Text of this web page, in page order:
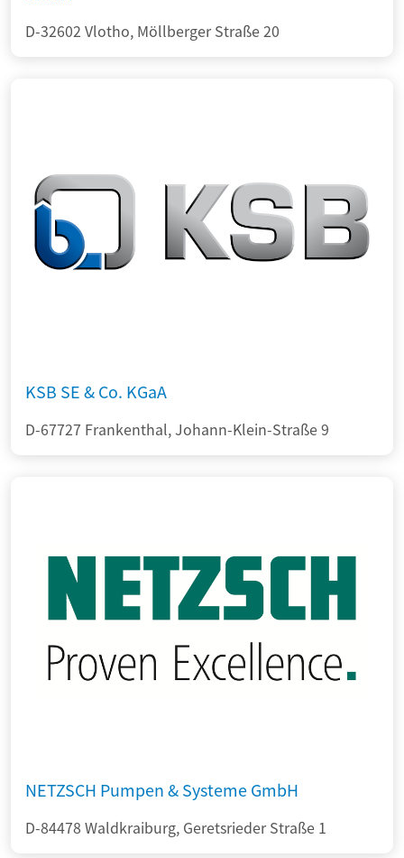
D-32602 Vlotho, Möllberger Straße 20
KSB SE & Co. KGaA
D-67727 Frankenthal, Johann-Klein-Straße 9
NETZSCH Pumpen & Systeme GmbH
D-84478 Waldkraiburg, Geretsrieder Straße 1